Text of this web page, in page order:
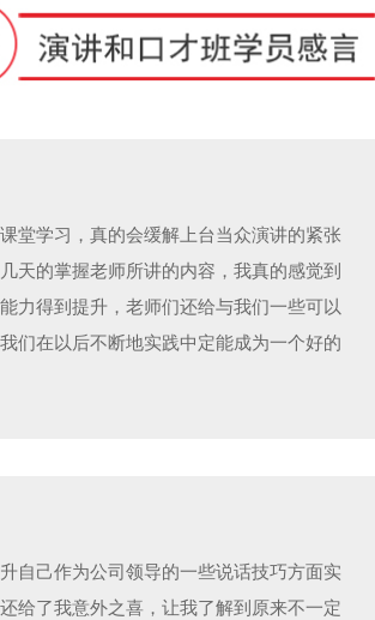
堂学习，真的会缓解上台当众演讲的紧张
天的掌握老师所讲的内容，我真的感觉到
力得到提升，老师们还给与我们一些可以
们在以后不断地实践中定能成为一个好的
自己作为公司领导的一些说话技巧方面实
给了我意外之喜，让我了解到原来不一定